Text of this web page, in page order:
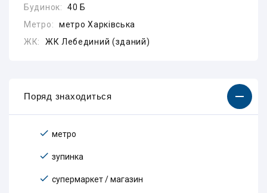
Будинок:
40 Б
Метро:
метро Харківська
ЖК:
ЖК Лебединий (зданий)
Поряд знаходиться
метро
зупинка
супермаркет / магазин